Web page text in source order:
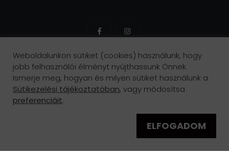
Weboldalunkon sütiket (cookies) használunk, hogy
jobb felhasználói élményt nyújthassunk Önnek.
Ismerje meg, hogyan és milyen sütiket használunk a
Sütikezelési tájékoztatóban, vagy módosítsa
preferenciáit.
ELFOGADOM